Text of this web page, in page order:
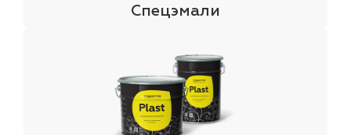
Спецэмали